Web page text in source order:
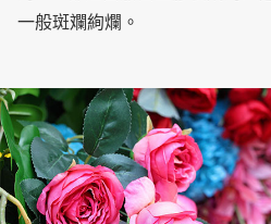
一般斑斕絢爛。